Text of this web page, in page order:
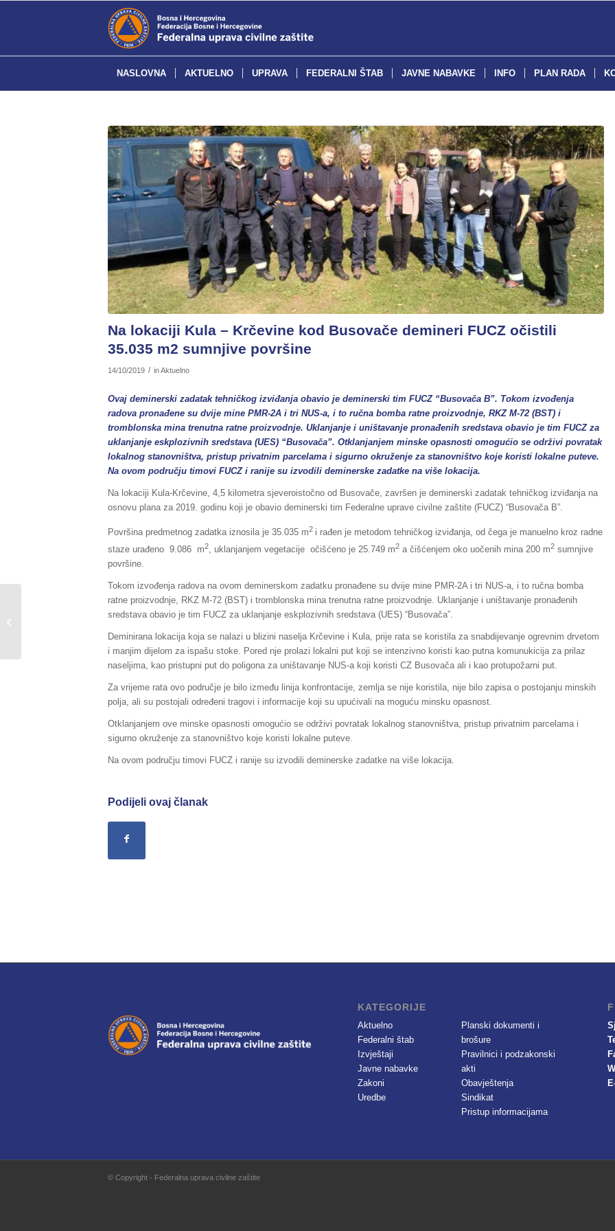
NASLOVNA AKTUELNO UPRAVA FEDERALNI ŠTAB JAVNE NABAVKE INFO PLAN RADA
Na lokaciji Kula – Krčevine kod Busovače demineri FUCZ očistili
35.035 m2 sumnjive površine
14/10/2019 / inAktuelno
Ovaj deminerski zadatak tehničkog izviđanja obavio je deminerski tim FUCZ “Busovača B”. Tokom izvođenja
radova pronađene su dvije mine PMR-2A i tri NUS-a, i to ručna bomba ratne proizvodnje, RKZ M-72 (BST) i
tromblonska mina trenutna ratne proizvodnje. Uklanjanje i uništavanje pronađenih sredstava obavio je tim FUCZ za
uklanjanje eskplozivnih sredstava (UES) “Busovača”. Otklanjanjem minske opasnosti omogućio se održivi povratak
lokalnog stanovništva, pristup privatnim parcelama i sigurno okruženje za stanovništvo koje koristi lokalne puteve.
Na ovom području timovi FUCZ i ranije su izvodili deminerske zadatke na više lokacija.
Na lokaciji Kula-Krčevine, 4,5 kilometra sjeveroistočno od Busovače, završen je deminerski zadatak tehničkog izviđanja na
osnovu plana za 2019. godinu koji je obavio deminerski tim Federalne uprave civilne zaštite (FUCZ) “Busovača B”.
Površina predmetnog zadatka iznosila je 35.035 m2 i rađen je metodom tehničkog izviđanja, od čega je manuelno kroz radne
staze urađeno 9.086 m2, uklanjanjem vegetacije očišćeno je 25.749 m2 a čišćenjem oko uočenih mina 200 m2 sumnjive
površine.
Tokom izvođenja radova na ovom deminerskom zadatku pronađene su dvije mine PMR-2A i tri NUS-a, i to ručna bomba
ratne proizvodnje, RKZ M-72 (BST) i tromblonska mina trenutna ratne proizvodnje. Uklanjanje i uništavanje pronađenih
sredstava obavio je tim FUCZ za uklanjanje eskplozivnih sredstava (UES) “Busovača”.
Deminirana lokacija koja se nalazi u blizini naselja Krčevine i Kula, prije rata se koristila za snabdijevanje ogrevnim drvetom
i manjim dijelom za ispašu stoke. Pored nje prolazi lokalni put koji se intenzivno koristi kao putna komunukicija za prilaz
naseljima, kao pristupni put do poligona za uništavanje NUS-a koji koristi CZ Busovača ali i kao protupožarni put.
Za vrijeme rata ovo područje je bilo između linija konfrontacije, zemlja se nije koristila, nije bilo zapisa o postojanju minskih
polja, ali su postojali određeni tragovi i informacije koji su upućivali na moguću minsku opasnost.
Otklanjanjem ove minske opasnosti omogućio se održivi povratak lokalnog stanovništva, pristup privatnim parcelama i
sigurno okruženje za stanovništvo koje koristi lokalne puteve.
Na ovom području timovi FUCZ i ranije su izvodili deminerske zadatke na više lokacija.
Podijeli ovaj članak
KATEGORIJE
Aktuelno
Federalni štab
Izvještaji
Javne nabavke
Zakoni
Uredbe
Planski dokumenti i
brošure
Pravilnici i podzakonski
akti
Obavještenja
Sindikat
Pristup informacijama
© Copyright - Federalna uprava civilne zaštite
Ronioci češke policije i
FUCZ čistili Mostarsko